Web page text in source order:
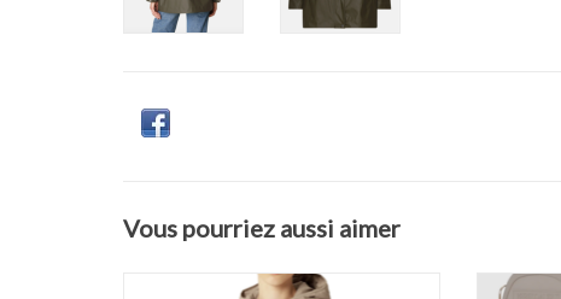
Vous pourriez aussi aimer
Ilse Jacobsen - Quilt08 Long Quilted Jacket
Ilse